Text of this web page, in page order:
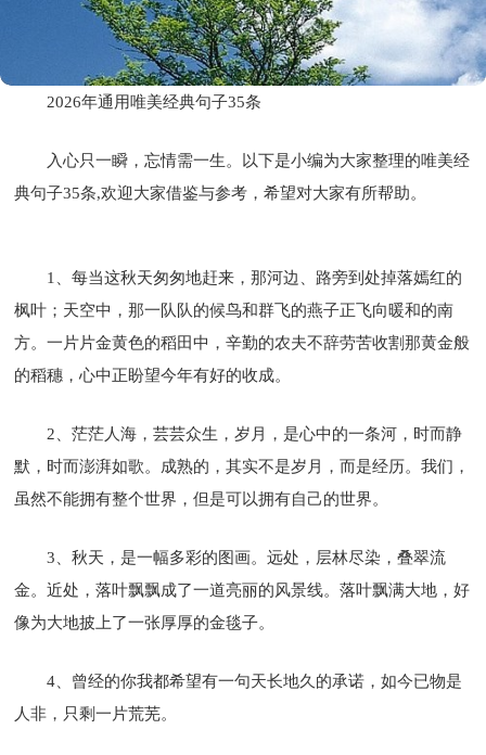
2026年通用唯美经典句子35条
入心只一瞬，忘情需一生。以下是小编为大家整理的唯美经
典句子35条,欢迎大家借鉴与参考，希望对大家有所帮助。
1、每当这秋天匆匆地赶来，那河边、路旁到处掉落嫣红的
枫叶；天空中，那一队队的候鸟和群飞的燕子正飞向暖和的南
方。一片片金黄色的稻田中，辛勤的农夫不辞劳苦收割那黄金般
的稻穗，心中正盼望今年有好的收成。
2、茫茫人海，芸芸众生，岁月，是心中的一条河，时而静
默，时而澎湃如歌。成熟的，其实不是岁月，而是经历。我们，
虽然不能拥有整个世界，但是可以拥有自己的世界。
3、秋天，是一幅多彩的图画。远处，层林尽染，叠翠流
金。近处，落叶飘飘成了一道亮丽的风景线。落叶飘满大地，好
像为大地披上了一张厚厚的金毯子。
4、曾经的你我都希望有一句天长地久的承诺，如今已物是
人非，只剩一片荒芜。